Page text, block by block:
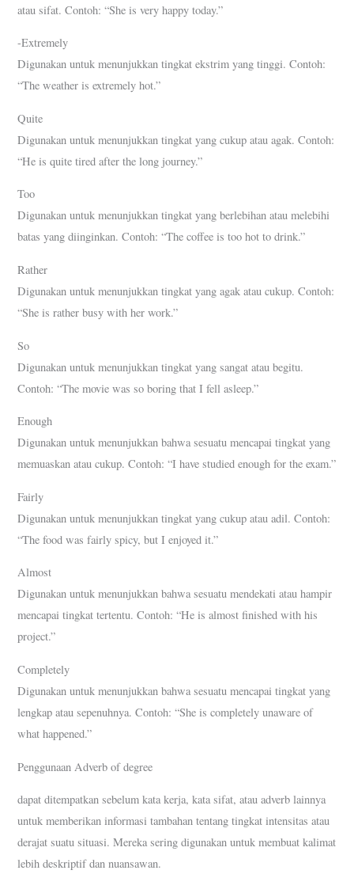
atau sifat. Contoh: “She is very happy today.”
-Extremely
Digunakan untuk menunjukkan tingkat ekstrim yang tinggi. Contoh:
“The weather is extremely hot.”
Quite
Digunakan untuk menunjukkan tingkat yang cukup atau agak. Contoh:
“He is quite tired after the long journey.”
Too
Digunakan untuk menunjukkan tingkat yang berlebihan atau melebihi
batas yang diinginkan. Contoh: “The coffee is too hot to drink.”
Rather
Digunakan untuk menunjukkan tingkat yang agak atau cukup. Contoh:
“She is rather busy with her work.”
So
Digunakan untuk menunjukkan tingkat yang sangat atau begitu.
Contoh: “The movie was so boring that I fell asleep.”
Enough
Digunakan untuk menunjukkan bahwa sesuatu mencapai tingkat yang
memuaskan atau cukup. Contoh: “I have studied enough for the exam.”
Fairly
Digunakan untuk menunjukkan tingkat yang cukup atau adil. Contoh:
“The food was fairly spicy, but I enjoyed it.”
Almost
Digunakan untuk menunjukkan bahwa sesuatu mendekati atau hampir
mencapai tingkat tertentu. Contoh: “He is almost finished with his
project.”
Completely
Digunakan untuk menunjukkan bahwa sesuatu mencapai tingkat yang
lengkap atau sepenuhnya. Contoh: “She is completely unaware of
what happened.”
Penggunaan Adverb of degree
dapat ditempatkan sebelum kata kerja, kata sifat, atau adverb lainnya
untuk memberikan informasi tambahan tentang tingkat intensitas atau
derajat suatu situasi. Mereka sering digunakan untuk membuat kalimat
lebih deskriptif dan nuansawan.